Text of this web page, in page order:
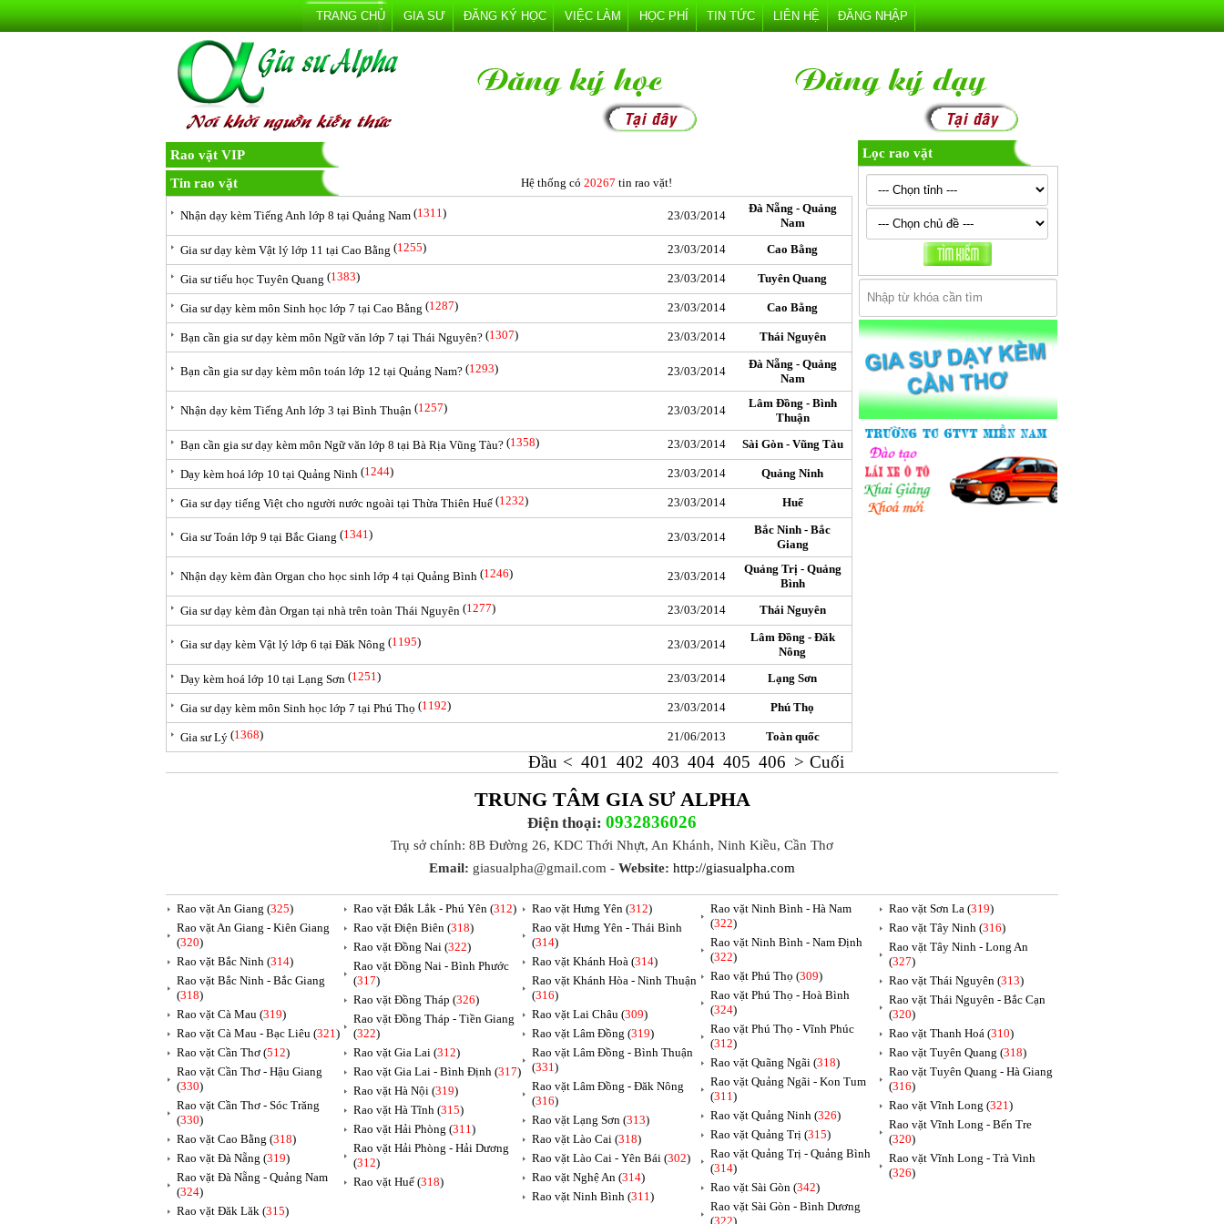
TRANG CHỦ GIA SƯ ĐĂNG KÝ HỌC VIỆC LÀM HỌC PHÍ TIN TỨC LIÊN HỆ ĐĂNG NHẬP
Rao vặt VIP
Tin rao vặt
Hệ thống có 20267 tin rao vặt!
Nhận dạy kèm Tiếng Anh lớp 8 tại Quảng Nam (1311) 23/03/2014
Đà Nẵng - Quảng
Nam
Gia sư dạy kèm Vật lý lớp 11 tại Cao Bằng (1255) 23/03/2014 Cao Bằng
Gia sư tiểu học Tuyên Quang (1383) 23/03/2014 Tuyên Quang
Gia sư dạy kèm môn Sinh học lớp 7 tại Cao Bằng (1287) 23/03/2014 Cao Bằng
Bạn cần gia sư dạy kèm môn Ngữ văn lớp 7 tại Thái Nguyên? (1307) 23/03/2014 Thái Nguyên
Bạn cần gia sư dạy kèm môn toán lớp 12 tại Quảng Nam? (1293) 23/03/2014
Đà Nẵng - Quảng
Nam
Nhận dạy kèm Tiếng Anh lớp 3 tại Bình Thuận (1257) 23/03/2014
Lâm Đồng - Bình
Thuận
Bạn cần gia sư dạy kèm môn Ngữ văn lớp 8 tại Bà Rịa Vũng Tàu? (1358) 23/03/2014 Sài Gòn - Vũng Tàu
Dạy kèm hoá lớp 10 tại Quảng Ninh (1244) 23/03/2014 Quảng Ninh
Gia sư dạy tiếng Việt cho người nước ngoài tại Thừa Thiên Huế (1232) 23/03/2014 Huế
Gia sư Toán lớp 9 tại Bắc Giang (1341) 23/03/2014
Bắc Ninh - Bắc
Giang
Nhận dạy kèm đàn Organ cho học sinh lớp 4 tại Quảng Bình (1246) 23/03/2014
Quảng Trị - Quảng
Bình
Gia sư dạy kèm đàn Organ tại nhà trên toàn Thái Nguyên (1277) 23/03/2014 Thái Nguyên
Gia sư dạy kèm Vật lý lớp 6 tại Đăk Nông (1195) 23/03/2014
Lâm Đồng - Đăk
Nông
Dạy kèm hoá lớp 10 tại Lạng Sơn (1251) 23/03/2014 Lạng Sơn
Gia sư dạy kèm môn Sinh học lớp 7 tại Phú Thọ (1192) 23/03/2014 Phú Thọ
Gia sư Lý (1368) 21/06/2013 Toàn quốc
Đầu < 401 402 403 404 405 406 > Cuối
Lọc rao vặt
TRUNG TÂM GIA SƯ ALPHA
Điện thoại: 0932836026
Trụ sở chính: 8B Đường 26, KDC Thới Nhựt, An Khánh, Ninh Kiều, Cần Thơ
Email: giasualpha@gmail.com - Website: http://giasualpha.com
Rao vặt An Giang (325)
Rao vặt An Giang - Kiên Giang
(320)
Rao vặt Bắc Ninh (314)
Rao vặt Bắc Ninh - Bắc Giang
(318)
Rao vặt Cà Mau (319)
Rao vặt Cà Mau - Bạc Liêu (321)
Rao vặt Cần Thơ (512)
Rao vặt Cần Thơ - Hậu Giang
(330)
Rao vặt Cần Thơ - Sóc Trăng
(330)
Rao vặt Cao Bằng (318)
Rao vặt Đà Nẵng (319)
Rao vặt Đà Nẵng - Quảng Nam
(324)
Rao vặt Đăk Lăk (315)
Rao vặt Đắk Lắk - Phú Yên (312)
Rao vặt Điện Biên (318)
Rao vặt Đồng Nai (322)
Rao vặt Đồng Nai - Bình Phước
(317)
Rao vặt Đồng Tháp (326)
Rao vặt Đồng Tháp - Tiền Giang
(322)
Rao vặt Gia Lai (312)
Rao vặt Gia Lai - Bình Định (317)
Rao vặt Hà Nội (319)
Rao vặt Hà Tĩnh (315)
Rao vặt Hải Phòng (311)
Rao vặt Hải Phòng - Hải Dương
(312)
Rao vặt Huế (318)
Rao vặt Hưng Yên (312)
Rao vặt Hưng Yên - Thái Bình
(314)
Rao vặt Khánh Hoà (314)
Rao vặt Khánh Hòa - Ninh Thuận
(316)
Rao vặt Lai Châu (309)
Rao vặt Lâm Đồng (319)
Rao vặt Lâm Đồng - Bình Thuận
(331)
Rao vặt Lâm Đồng - Đăk Nông
(316)
Rao vặt Lạng Sơn (313)
Rao vặt Lào Cai (318)
Rao vặt Lào Cai - Yên Bái (302)
Rao vặt Nghệ An (314)
Rao vặt Ninh Bình (311)
Rao vặt Ninh Bình - Hà Nam
(322)
Rao vặt Ninh Bình - Nam Định
(322)
Rao vặt Phú Thọ (309)
Rao vặt Phú Thọ - Hoà Bình
(324)
Rao vặt Phú Thọ - Vĩnh Phúc
(312)
Rao vặt Quãng Ngãi (318)
Rao vặt Quảng Ngãi - Kon Tum
(311)
Rao vặt Quảng Ninh (326)
Rao vặt Quảng Trị (315)
Rao vặt Quảng Trị - Quảng Bình
(314)
Rao vặt Sài Gòn (342)
Rao vặt Sài Gòn - Bình Dương
(322)
Rao vặt Sơn La (319)
Rao vặt Tây Ninh (316)
Rao vặt Tây Ninh - Long An
(327)
Rao vặt Thái Nguyên (313)
Rao vặt Thái Nguyên - Bắc Cạn
(320)
Rao vặt Thanh Hoá (310)
Rao vặt Tuyên Quang (318)
Rao vặt Tuyên Quang - Hà Giang
(316)
Rao vặt Vĩnh Long (321)
Rao vặt Vĩnh Long - Bến Tre
(320)
Rao vặt Vĩnh Long - Trà Vinh
(326)